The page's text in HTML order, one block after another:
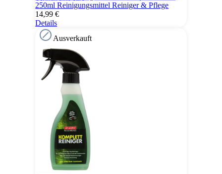
250ml Reinigungsmittel Reiniger & Pflege
14,99 €
Details
Ausverkauft